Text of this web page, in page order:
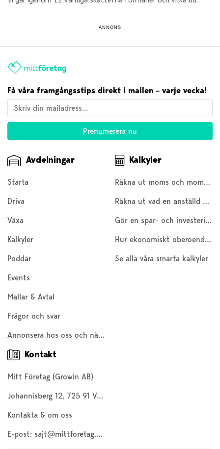
ANNONS
Få våra framgångsstips direkt i mailen – varje vecka!
Avdelningar
Starta
Driva
Växa
Kalkyler
Poddar
Events
Mallar & Avtal
Frågor och svar
Annonsera hos oss och nå 200 000 företagare och entreprenörer
Kalkyler
Räkna ut moms och moms baklänges
Räkna ut vad en anställd kostar
Gör en spar- och investeringskalkyl
Hur ekonomiskt oberoende är du?
Se alla våra smarta kalkyler
Kontakt
Mitt Företag (Growin AB)
Johannisberg 12, 725 91 Västerås
Kontakta & om oss
E-post: sajt@mittforetag.com